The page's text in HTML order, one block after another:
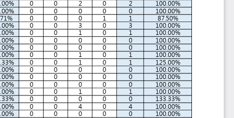
0 0 2 0 2
100.00%
0 0 0 0 0
100.00%
0 0 0 1 1
87.50%
0 0 3 0 3
100.00%
0 0 1 0 1
100.00%
0 0 0 0 0
100.00%
0 0 0 0 0
100.00%
0 0 1 0 1
100.00%
0 0 1 0 1
125.00%
0 0 0 0 0
100.00%
0 0 0 0 0
100.00%
0 0 0 0 0
100.00%
0 0 1 0 1
100.00%
0 0 0 0 0
133.33%
0 0 4 0 4
100.00%
0 0 0 0 0
100.00%